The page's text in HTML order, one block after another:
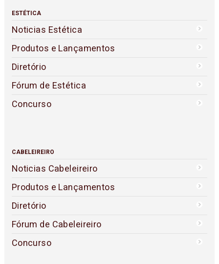
ESTÉTICA
Noticias Estética
Produtos e Lançamentos
Diretório
Fórum de Estética
Concurso
CABELEIREIRO
Noticias Cabeleireiro
Produtos e Lançamentos
Diretório
Fórum de Cabeleireiro
Concurso